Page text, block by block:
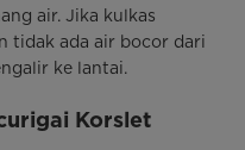
air. Jika kulkas
tidak ada air bocor dari
ke lantai.
Korslet